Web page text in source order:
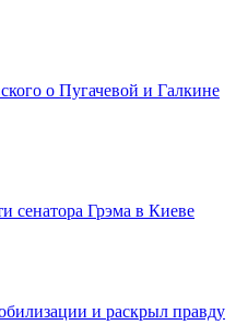
о Пугачевой и Галкине
сенатора Грэма в Киеве
и раскрыл правду